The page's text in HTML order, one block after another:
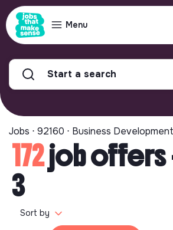
Menu
Start a search
Jobs ⋅ 92160 ⋅ Business Development
172job offers
3
Sort by